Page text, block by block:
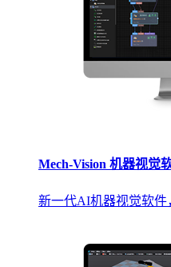
Mech-Vision 机器视觉
新一代AI机器视觉软件